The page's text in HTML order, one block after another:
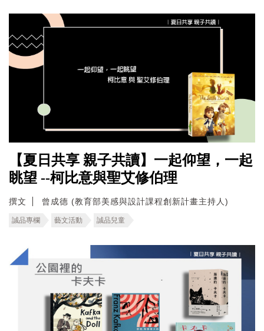
【夏日共享 親子共讀】一起仰望，一起
眺望 --柯比意與聖艾修伯理
撰文 曾成德 (教育部美感與設計課程創新計畫主持人)
誠品專欄 藝文活動 誠品兒童